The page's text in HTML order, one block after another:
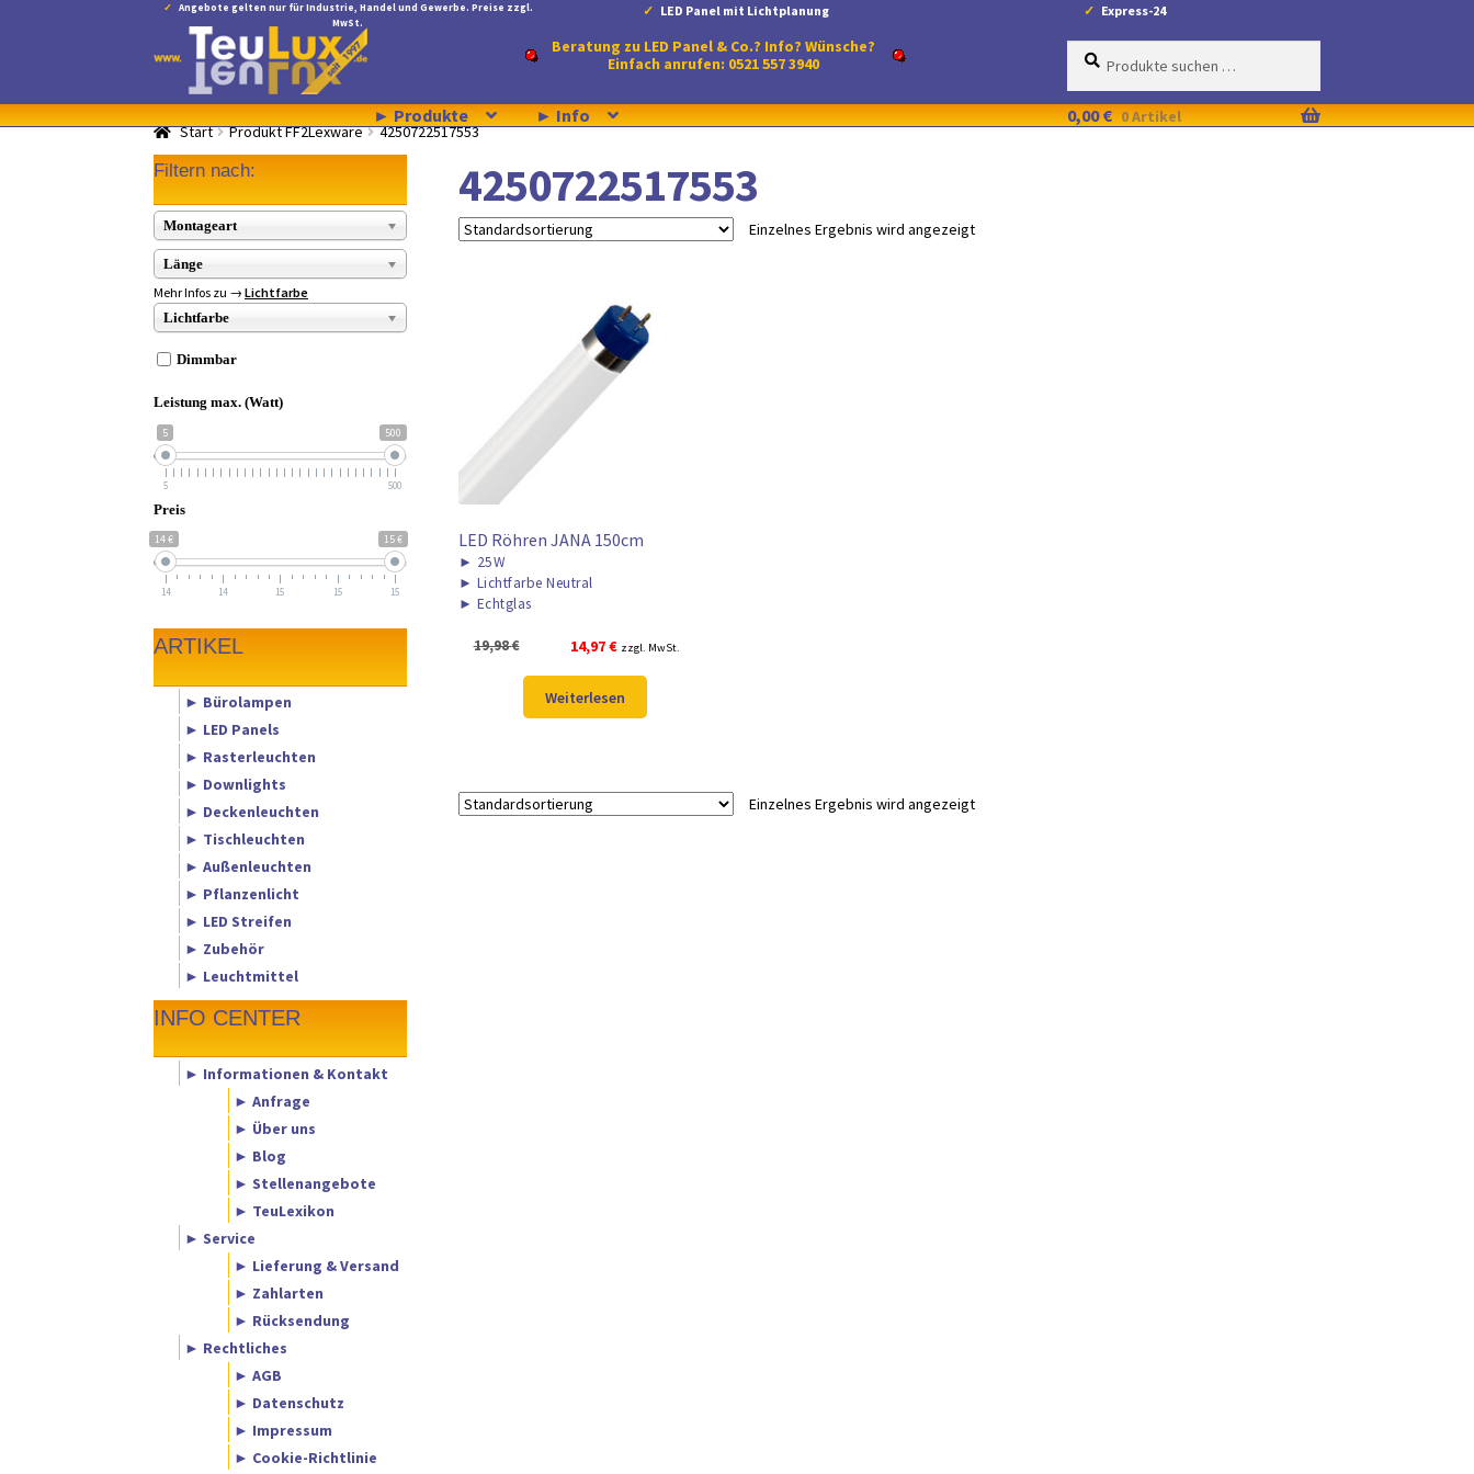
Angebote gelten nur für Industrie, Handel und Gewerbe. Preise zzgl.
MwSt.
LED Panel mit Lichtplanung Express-24
Navigation
springen
Inhalt
springen
Beratung zu LED Panel & Co.? Info? Wünsche?
Einfach anrufen: 0521 557 3940
Suche
Suchen
► Produkte ► Info 0,00€ 0 Artikel
Start Produkt FF2Lexware 4250722517553
4250722517553
Einzelnes Ergebnis wird angezeigt
LED Röhren JANA 150cm
► 25W
► Lichtfarbe Neutral
► Echtglas
19,98€
Ursprünglicher
war:
19,98 €
14,97€Aktueller
ist:
14,97 €.
zzgl. MwSt.
Weiterlesen
Einzelnes Ergebnis wird angezeigt
Filtern nach:
Montageart
Länge
Mehr Infos zu →Lichtfarbe
Lichtfarbe
Dimmbar
Leistung max. (Watt)
5 500
5 500
Preis
14 € 15 €
14 14 15 15 15
ARTIKEL
► Bürolampen
► LED Panels
► Rasterleuchten
► Downlights
► Deckenleuchten
► Tischleuchten
► Außenleuchten
► Pflanzenlicht
► LED Streifen
► Zubehör
► Leuchtmittel
INFO CENTER
► Informationen & Kontakt
► Anfrage
► Über uns
► Blog
► Stellenangebote
► TeuLexikon
► Service
► Lieferung & Versand
► Zahlarten
► Rücksendung
► Rechtliches
► AGB
► Datenschutz
► Impressum
► Cookie-Richtlinie